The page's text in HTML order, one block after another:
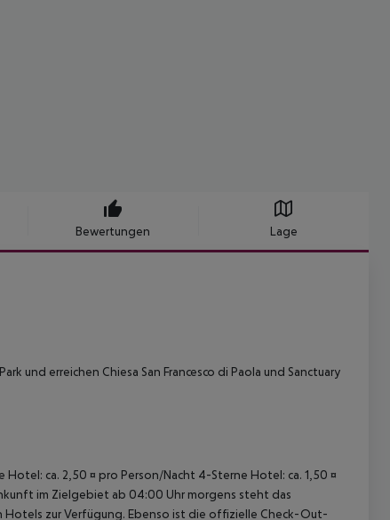
Bewertungen Lage
und erreichen Chiesa San Francesco di Paola und Sanctuary
ca. 2,50 ¤ pro Person/Nacht 4-Sterne Hotel: ca. 1,50 ¤
im Zielgebiet ab 04:00 Uhr morgens steht das
zur Verfügung. Ebenso ist die offizielle Check-Out-